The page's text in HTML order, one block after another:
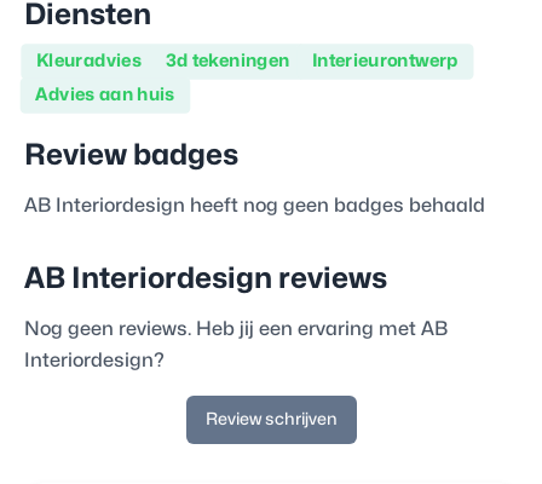
Diensten
Kleuradvies 3d tekeningen Interieurontwerp
Advies aan huis
Review badges
AB Interiordesign heeft nog geen badges behaald
AB Interiordesign reviews
Nog geen reviews. Heb jij een ervaring met AB
Interiordesign?
Review schrijven